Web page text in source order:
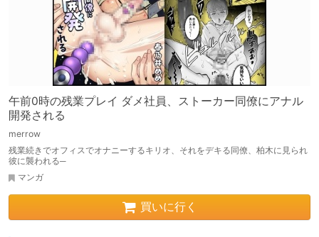
午前0時の残業プレイ ダメ社員、ストーカー同僚にアナル
開発される
merrow
残業続きでオフィスでオナニーするキリオ、それをデキる同僚、柏木に見られ
彼に襲われる─
マンガ
買いに行く